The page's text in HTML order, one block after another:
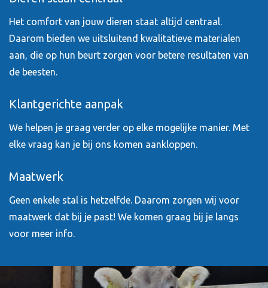
Het comfort van jouw dieren staat altijd centraal.
Daarom bieden we uitsluitend kwalitatieve materialen
aan, die op hun beurt zorgen voor betere resultaten van
de beesten.
Klantgerichte aanpak
We helpen je graag verder op elke mogelijke manier. Met
elke vraag kan je bij ons komen aankloppen.
Maatwerk
Geen enkele stal is hetzelfde. Daarom zorgen wij voor
maatwerk dat bij je past! We komen graag bij je langs
voor meer info.